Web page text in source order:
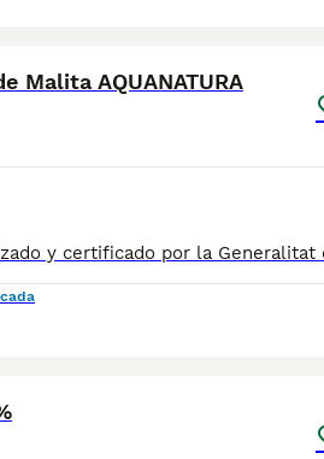
Malita AQUANATURA